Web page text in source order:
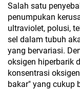
Salah satu
penumpukan
ultraviolet, polusi,
sel dalam tubuh
yang bervariasi.
oksigen hiperbarik
konsentrasi
bakar" yang cukup